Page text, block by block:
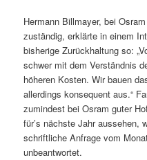
Hermann Billmayer, bei
zuständig, erklärte in einem
bisherige Zurückhaltung so:
schwer mit dem Verständnis
höheren Kosten. Wir bauen
allerdings konsequent aus.“
zumindest bei Osram guter
für’s nächste Jahr aussehen,
schriftliche Anfrage vom
unbeantwortet.